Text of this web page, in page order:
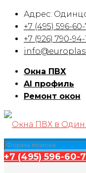
Адрес:
+7 (495) 596-
+7 (926) 790-94-
Окна ПВХ
Al профиль
Ремонт окон
+7 (495) 596-60-